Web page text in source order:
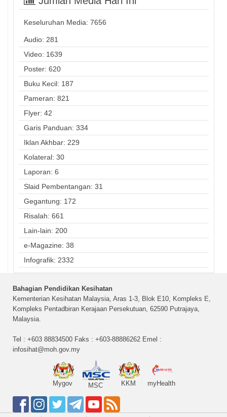
Keseluruhan Media: 7656
Audio: 281
Video: 1639
Poster: 620
Buku Kecil: 187
Pameran: 821
Flyer: 42
Garis Panduan: 334
Iklan Akhbar: 229
Kolateral: 30
Laporan: 6
Slaid Pembentangan: 31
Gegantung: 172
Risalah: 661
Lain-lain: 200
e-Magazine: 38
Infografik: 2332
Bahagian Pendidikan Kesihatan
Kementerian Kesihatan Malaysia, Aras 1-3, Blok E10, Kompleks E,
Kompleks Pentadbiran Kerajaan Persekutuan, 62590 Putrajaya,
Malaysia.
Tel : +603 88834500 Faks : +603-88886262 Emel :
infosihat@moh.gov.my
Mygov MSC KKM myHealth